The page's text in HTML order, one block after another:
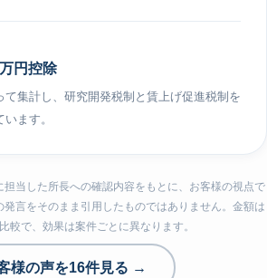
円控除
て集計し、研究開発税制と賃上げ促進税制を
ます。
当した所長への確認内容をもとに、お客様の視点で
言をそのまま引用したものではありません。金額は
較で、効果は案件ごとに異なります。
様の声を16件見る →